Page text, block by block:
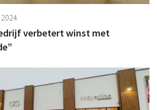
verbetert winst met